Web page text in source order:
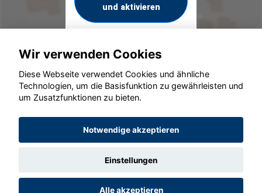
und aktivieren
© konjunkturmotor.de GmbH 2020 - 2026
Wir verwenden Cookies
Diese Webseite verwendet Cookies und ähnliche
Technologien, um die Basisfunktion zu gewährleisten und
um Zusatzfunktionen zu bieten.
Notwendige akzeptieren
Einstellungen
Alle akzeptieren